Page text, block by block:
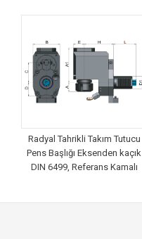
Radyal Tahrikli Takım Tutucu
Pens Başlığı Eksenden kaçık
DIN 6499, Referans Kamalı